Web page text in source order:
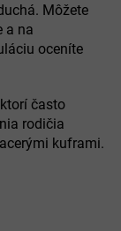
Môžete
a na
oceníte
často
rodičia
kuframi.